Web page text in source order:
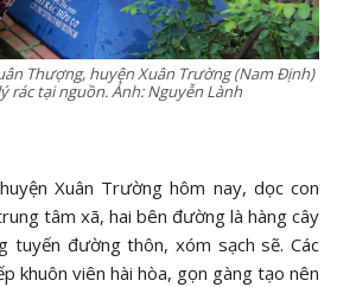
Thượng, huyện Xuân Trường (Nam Định)
rác tại nguồn. Ảnh: Nguyễn Lành
Xuân Trường hôm nay, dọc con
tâm xã, hai bên đường là hàng cây
tuyến đường thôn, xóm sạch sẽ. Các
khuôn viên hài hòa, gọn gàng tạo nên